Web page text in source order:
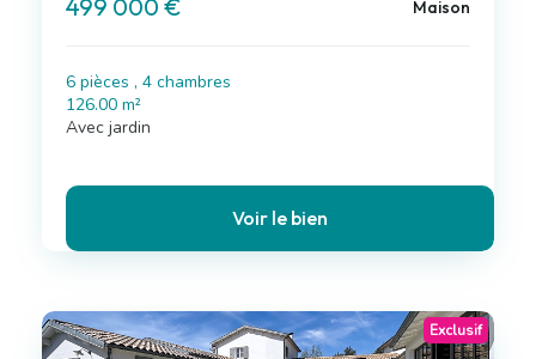
499 000 € Maison
6 pièces , 4 chambres
126.00 m²
Avec jardin
Voir le bien
Exclusif